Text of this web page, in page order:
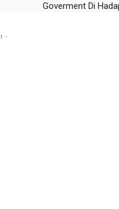
Goverment Di
-